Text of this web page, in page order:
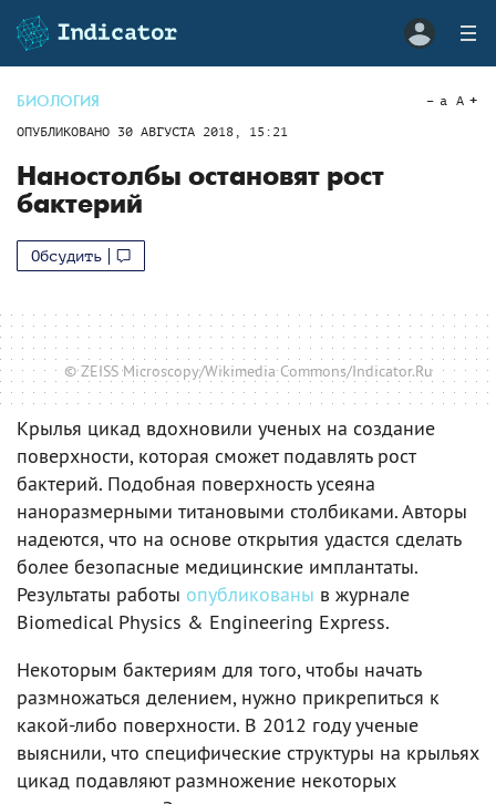
БИОЛОГИЯ
ОПУБЛИКОВАНО 30 АВГУСТА 2018, 15:21
a A
Наностолбы остановят рост
бактерий
Обсудить
© ZEISS Microscopy/Wikimedia Commons/Indicator.Ru
Крылья цикад вдохновили ученых на создание
поверхности, которая сможет подавлять рост
бактерий. Подобная поверхность усеяна
наноразмерными титановыми столбиками. Авторы
надеются, что на основе открытия удастся сделать
более безопасные медицинские имплантаты.
Результаты работы опубликованы в журнале
Biomedical Physics & Engineering Express.
Некоторым бактериям для того, чтобы начать
размножаться делением, нужно прикрепиться к
какой-либо поверхности. В 2012 году ученые
выяснили, что специфические структуры на крыльях
цикад подавляют размножение некоторых